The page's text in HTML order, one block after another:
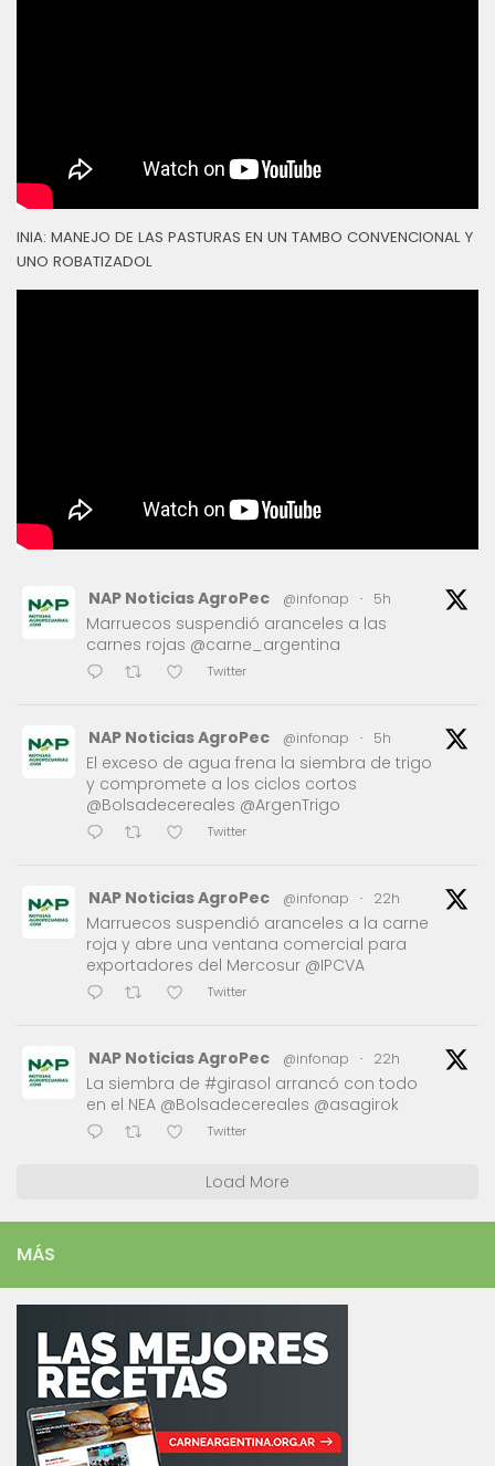
INIA: MANEJO DE LAS PASTURAS EN UN TAMBO CONVENCIONAL Y
UNO ROBATIZADOL
NAP Noticias AgroPec @infonap · 5h
Marruecos suspendió aranceles a las
carnes rojas @carne_argentina
Twitter
NAP Noticias AgroPec @infonap · 5h
El exceso de agua frena la siembra de trigo
y compromete a los ciclos cortos
@Bolsadecereales @ArgenTrigo
Twitter
NAP Noticias AgroPec @infonap · 22h
Marruecos suspendió aranceles a la carne
roja y abre una ventana comercial para
exportadores del Mercosur @IPCVA
Twitter
NAP Noticias AgroPec @infonap · 22h
La siembra de #girasol arrancó con todo
en el NEA @Bolsadecereales @asagirok
Twitter
Load More
MÁS